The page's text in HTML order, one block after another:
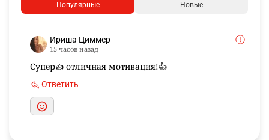
Популярные Новые
Ириша Циммер
15 часов назад
Супер👍 отличная мотивация!👍
Ответить